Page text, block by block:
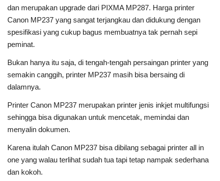
dan merupakan upgrade dari PIXMA MP287. Harga printer
Canon MP237 yang sangat terjangkau dan didukung dengan
spesifikasi yang cukup bagus membuatnya tak pernah sepi
peminat.
Bukan hanya itu saja, di tengah-tengah persaingan printer yang
semakin canggih, printer MP237 masih bisa bersaing di
dalamnya.
Printer Canon MP237 merupakan printer jenis inkjet multifungsi
sehingga bisa digunakan untuk mencetak, memindai dan
menyalin dokumen.
Karena itulah Canon MP237 bisa dibilang sebagai printer all in
one yang walau terlihat sudah tua tapi tetap nampak sederhana
dan kokoh.